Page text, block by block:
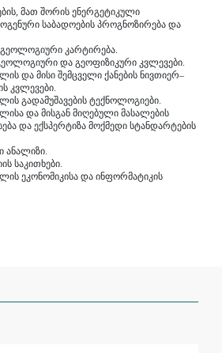
მათ შორის ენერგეტიკული
საბადოების პროგნოზირება და
გეოლოგიური კარტირება.
და გეოფიზიკური კვლევები.
და მისი შემცველი ქანების ნივთიერ–
კვლევები.
გადამუშავების ტექნოლოგიები.
და მისგან მიღებული მასალების
და ექსპერტიზა მოქმედი სტანდარტების
ანალიზი.
საკითხები.
ეკონომიკისა და ინფორმატიკის